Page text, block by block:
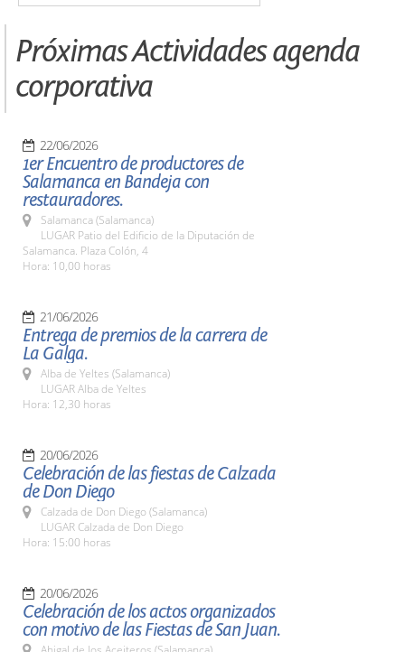
Próximas Actividades agenda
corporativa
22/06/2026
1er Encuentro de productores de
Salamanca en Bandeja con
restauradores.
Salamanca (Salamanca)
LUGAR Patio del Edificio de la Diputación de
Salamanca. Plaza Colón, 4
Hora: 10,00 horas
21/06/2026
Entrega de premios de la carrera de
La Galga.
Alba de Yeltes (Salamanca)
LUGAR Alba de Yeltes
Hora: 12,30 horas
20/06/2026
Celebración de las fiestas de Calzada
de Don Diego
Calzada de Don Diego (Salamanca)
LUGAR Calzada de Don Diego
Hora: 15:00 horas
20/06/2026
Celebración de los actos organizados
con motivo de las Fiestas de San Juan.